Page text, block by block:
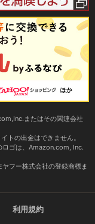
またはその関連会社
トの出金はできません。
ゴは、Amazon.com, Inc.
フー株式会社の登録商標ま
利用規約